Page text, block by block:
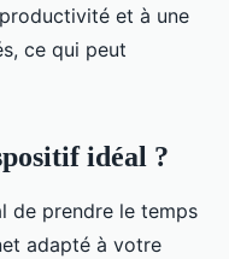
et à une
ce qui peut
idéal ?
de prendre le temps
adapté à votre